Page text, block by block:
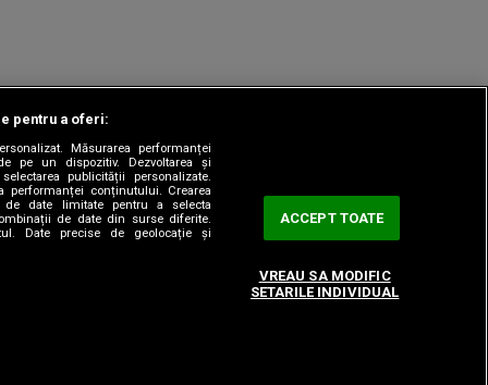
etic|Sitemap
pentru a oferi:
Măsurarea performanței
pe un dispozitiv. Dezvoltarea și
publicității personalizate.
performanței conținutului. Crearea
de date limitate pentru a selecta
de date din surse diferite.
Date precise de geolocație și
ACCEPT TOATE
VREAU SA MODIFIC
SETARILE INDIVIDUAL